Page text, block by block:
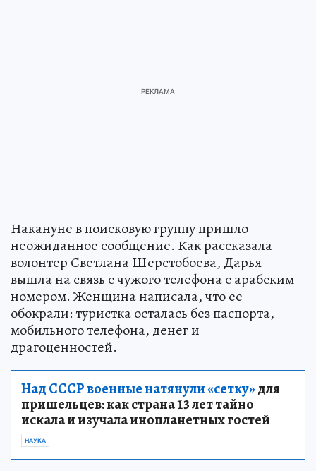
Накануне в поисковую группу пришло
неожиданное сообщение. Как рассказала
волонтер Светлана Шерстобоева, Дарья
вышла на связь с чужого телефона с арабским
номером. Женщина написала, что ее
обокрали: туристка осталась без паспорта,
мобильного телефона, денег и
драгоценностей.
Над СССР военные натянули «сетку»для
пришельцев: как страна 13 лет тайно
искала и изучала инопланетных гостей
НАУКА